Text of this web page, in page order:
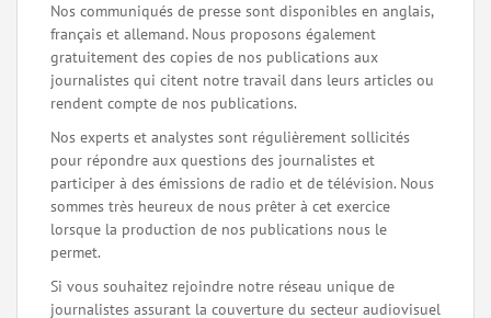
Nos communiqués de presse sont disponibles en anglais,
français et allemand. Nous proposons également
gratuitement des copies de nos publications aux
journalistes qui citent notre travail dans leurs articles ou
rendent compte de nos publications.
Nos experts et analystes sont régulièrement sollicités
pour répondre aux questions des journalistes et
participer à des émissions de radio et de télévision. Nous
sommes très heureux de nous prêter à cet exercice
lorsque la production de nos publications nous le
permet.
Si vous souhaitez rejoindre notre réseau unique de
journalistes assurant la couverture du secteur audiovisuel